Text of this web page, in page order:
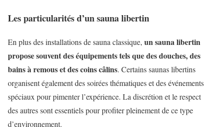
Les particularités d’un sauna libertin
En plus des installations de sauna classique, un sauna libertin
propose souvent des équipements tels que des douches, des
bains à remous et des coins câlins. Certains saunas libertins
organisent également des soirées thématiques et des événements
spéciaux pour pimenter l’expérience. La discrétion et le respect
des autres sont essentiels pour profiter pleinement de ce type
d’environnement.